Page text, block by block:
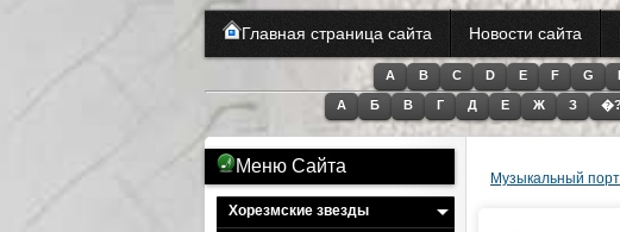
Главная страница сайта Новости сайта
A B C D E F G
А Б В Г Д Е Ж З �?
Меню Сайта
Хорезмские звезды
Музыкальный